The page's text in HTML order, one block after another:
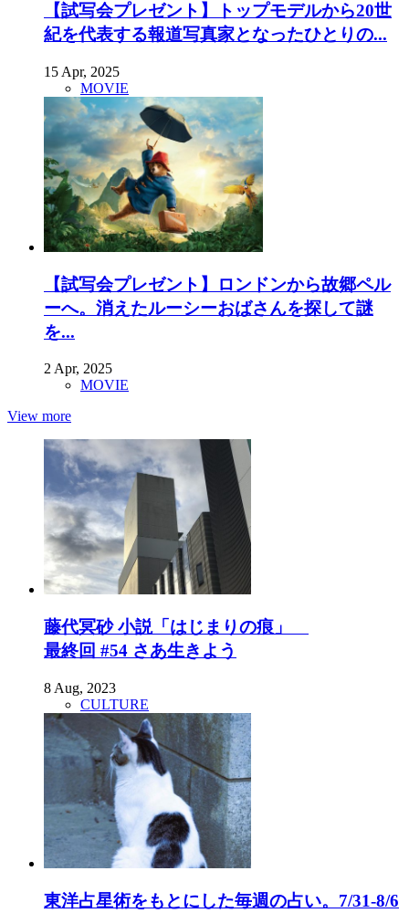
【試写会プレゼント】トップモデルから20世
紀を代表する報道写真家となったひとりの...
15 Apr, 2025
MOVIE
【試写会プレゼント】ロンドンから故郷ペル
ーへ。消えたルーシーおばさんを探して謎
を...
2 Apr, 2025
MOVIE
View more
藤代冥砂 小説「はじまりの痕」
最終回 #54 さあ生きよう
8 Aug, 2023
CULTURE
東洋占星術をもとにした毎週の占い。7/31-8/6